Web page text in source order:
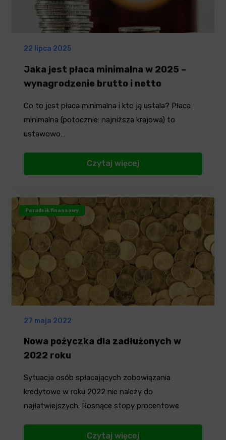
22 lipca 2025
Jaka jest płaca minimalna w 2025 –
wynagrodzenie brutto i netto
Co to jest płaca minimalna i kto ją ustala? Płaca
minimalna (potocznie: najniższa krajowa) to
ustawowo…
Czytaj więcej
Poradnik finansowy
27 maja 2022
Nowa pożyczka dla zadłużonych w
2022 roku
Sytuacja osób spłacających zobowiązania
kredytowe w roku 2022 nie należy do
najłatwiejszych. Rosnące stopy procentowe
Czytaj więcej